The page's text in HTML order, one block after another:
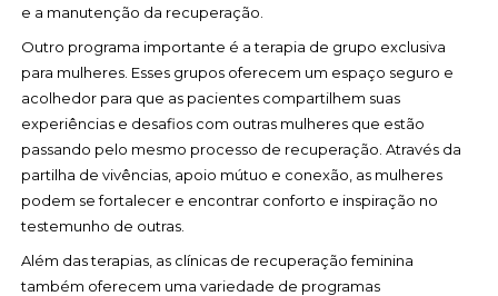
e a manutenção da recuperação.
Outro programa importante é a terapia de grupo exclusiva
para mulheres. Esses grupos oferecem um espaço seguro e
acolhedor para que as pacientes compartilhem suas
experiências e desafios com outras mulheres que estão
passando pelo mesmo processo de recuperação. Através da
partilha de vivências, apoio mútuo e conexão, as mulheres
podem se fortalecer e encontrar conforto e inspiração no
testemunho de outras.
Além das terapias, as clínicas de recuperação feminina
também oferecem uma variedade de programas